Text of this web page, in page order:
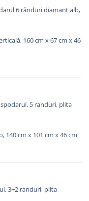
6 rânduri diamant alb,
160 cm x 67 cm x 46
5 randuri, plita
140 cm x 101 cm x 46 cm
3+2 randuri, plita